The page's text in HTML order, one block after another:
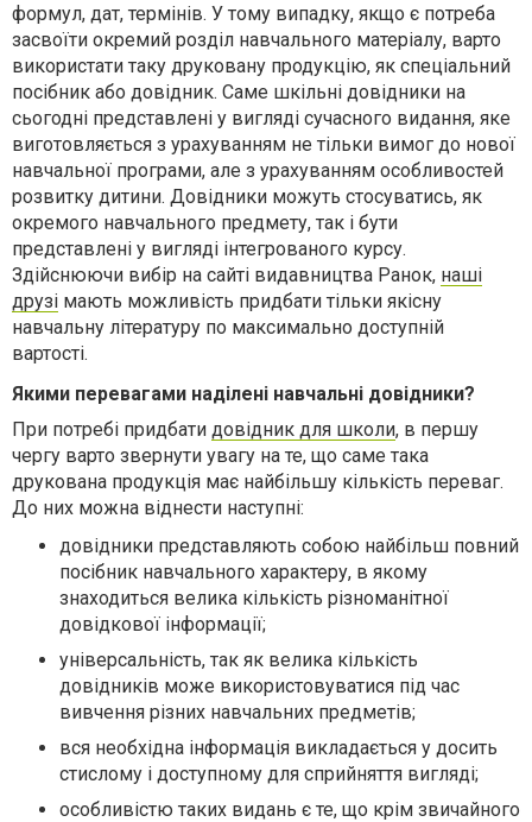
формул, дат, термінів. У тому випадку, якщо є потреба
засвоїти окремий розділ навчального матеріалу, варто
використати таку друковану продукцію, як спеціальний
посібник або довідник. Саме шкільні довідники на
сьогодні представлені у вигляді сучасного видання, яке
виготовляється з урахуванням не тільки вимог до нової
навчальної програми, але з урахуванням особливостей
розвитку дитини. Довідники можуть стосуватись, як
окремого навчального предмету, так і бути
представлені у вигляді інтегрованого курсу.
Здійснюючи вибір на сайті видавництва Ранок, наші
друзі мають можливість придбати тільки якісну
навчальну літературу по максимально доступній
вартості.
Якими перевагами наділені навчальні довідники?
При потребі придбати довідник для школи, в першу
чергу варто звернути увагу на те, що саме така
друкована продукція має найбільшу кількість переваг.
До них можна віднести наступні:
довідники представляють собою найбільш повний
посібник навчального характеру, в якому
знаходиться велика кількість різноманітної
довідкової інформації;
універсальність, так як велика кількість
довідників може використовуватися під час
вивчення різних навчальних предметів;
вся необхідна інформація викладається у досить
стислому і доступному для сприйняття вигляді;
особливістю таких видань є те, що крім звичайного